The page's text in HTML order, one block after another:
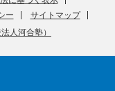
ー
サイトマップ
人河合塾）